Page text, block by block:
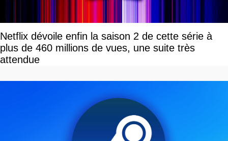
Netflix dévoile enfin la saison 2 de cette série à
plus de 460 millions de vues, une suite très
attendue